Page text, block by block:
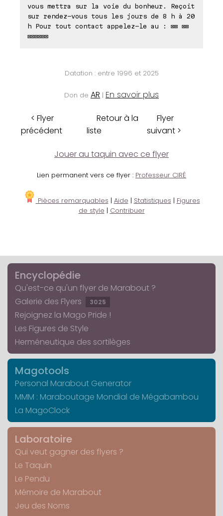
vous mettra sur la voie du bonheur. Reçoit
sur rendez-vous tous les jours de 8 h à 20
h Pour tout contact appelez-le au : ⊠⊠ ⊠⊠
⊠⊠⊠⊠⊠⊠
Datation : entre 1996 et 2025
Don de AR | En savoir plus
< Flyer
précédent
Retour à la
liste
Flyer
suivant >
Jouer au taquin avec ce flyer
Lien permanent vers ce flyer : Professeur CIRÉ
Pièces remarquables | Aide | Statistiques | Figures
de style | Contribuer
Encyclopédie
Qu'est-ce qu'un flyer de Marabout ?
Galerie des Flyers
3025
Rejoignez la Mago Pride !
Les Figures de Style
Herméneutique des sortilèges
Magotools
Personal Marabout Generator
MMM : Maraboutage Mondial de Mégabambou
La MagoClock
Laboratoire
Qui veut gagner des flyers ?
Le Taquin
Le Pendu
Mémoire de Marabout
Jeu des Noms